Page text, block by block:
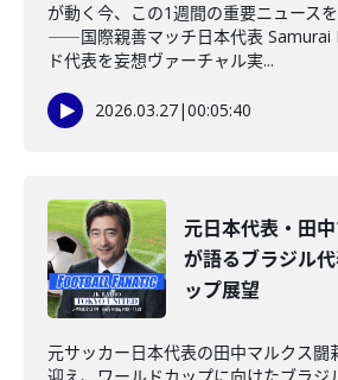
が動く今、この1週間の重要ニュース
――国際親善マッチ日本代表 Samurai
ド代表を妄想ヴァーチャル実...
2026.03.27|00:05:40
元日本代表・田
が語るブラジル
ップ展望
元サッカー日本代表の田中マルクス闘